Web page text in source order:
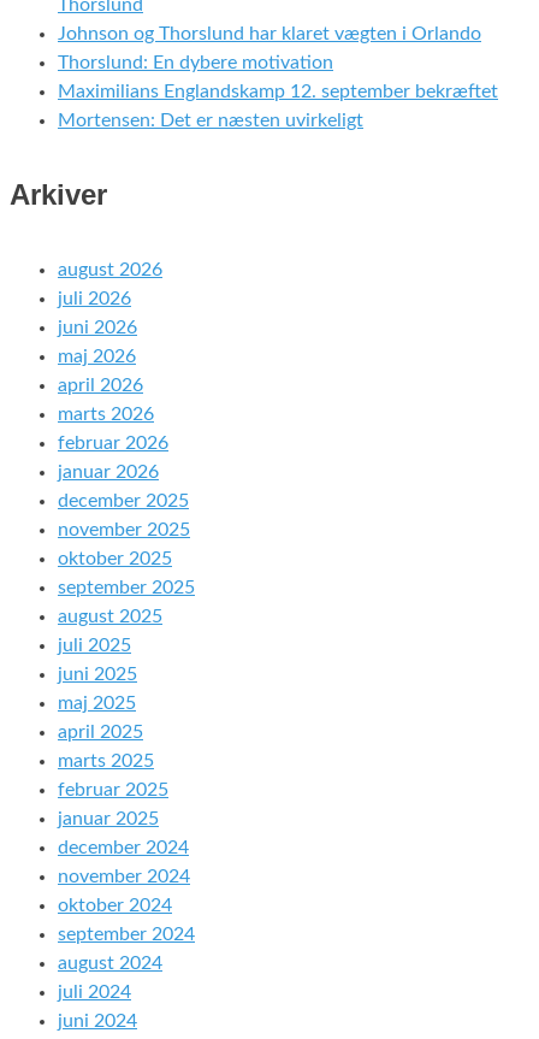
Thorslund
Johnson og Thorslund har klaret vægten i Orlando
Thorslund: En dybere motivation
Maximilians Englandskamp 12. september bekræftet
Mortensen: Det er næsten uvirkeligt
Arkiver
august 2026
juli 2026
juni 2026
maj 2026
april 2026
marts 2026
februar 2026
januar 2026
december 2025
november 2025
oktober 2025
september 2025
august 2025
juli 2025
juni 2025
maj 2025
april 2025
marts 2025
februar 2025
januar 2025
december 2024
november 2024
oktober 2024
september 2024
august 2024
juli 2024
juni 2024